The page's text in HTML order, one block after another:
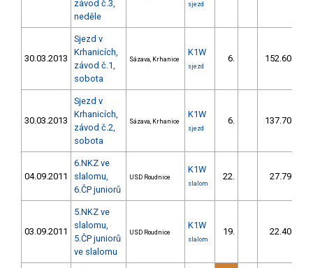
závod č.3,
neděle
sjezd
30.03.2013
Sjezd v
Krhanicích,
závod č.1,
sobota
Sázava, Krhanice
K1W
sjezd
6. 152.60
30.03.2013
Sjezd v
Krhanicích,
závod č.2,
sobota
Sázava, Krhanice
K1W
sjezd
6. 137.70
04.09.2011
6.NKZ ve
slalomu,
6.ČP juniorů
USD Roudnice
K1W
slalom
22. 27.79
03.09.2011
5.NKZ ve
slalomu,
5.ČP juniorů
ve slalomu
USD Roudnice
K1W
slalom
19. 22.40